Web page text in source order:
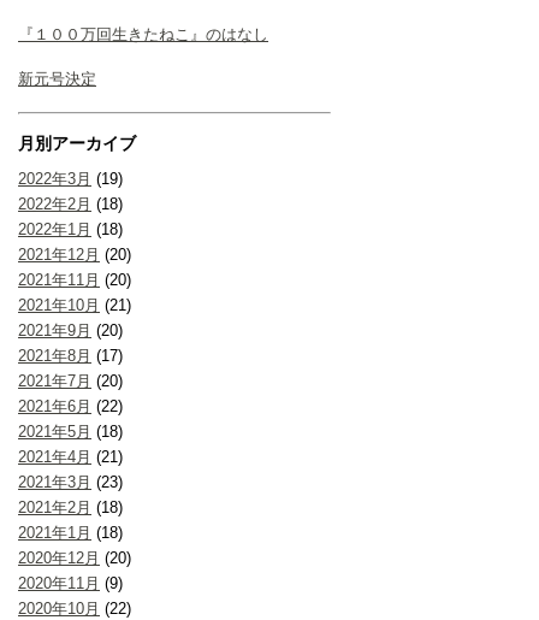
『１００万回生きたねこ』のはなし
新元号決定
月別アーカイブ
2022年3月 (19)
2022年2月 (18)
2022年1月 (18)
2021年12月 (20)
2021年11月 (20)
2021年10月 (21)
2021年9月 (20)
2021年8月 (17)
2021年7月 (20)
2021年6月 (22)
2021年5月 (18)
2021年4月 (21)
2021年3月 (23)
2021年2月 (18)
2021年1月 (18)
2020年12月 (20)
2020年11月 (9)
2020年10月 (22)